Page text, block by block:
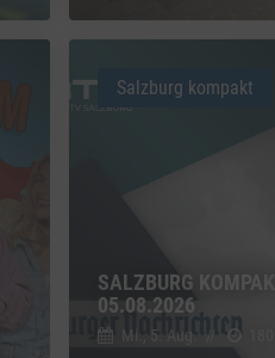
SALZBURG KOMPAKT
05.08.2026
Mi., 5. Aug. //
Salzburg kompakt